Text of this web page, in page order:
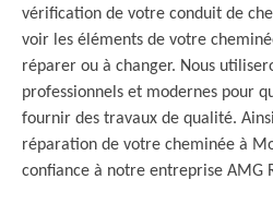
vérification de votre conduit de
voir les éléments de votre
réparer ou à changer. Nous
professionnels et modernes pour
fournir des travaux de qualité.
réparation de votre cheminée à
confiance à notre entreprise AMG